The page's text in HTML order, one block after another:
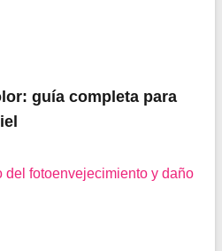
guía completa para